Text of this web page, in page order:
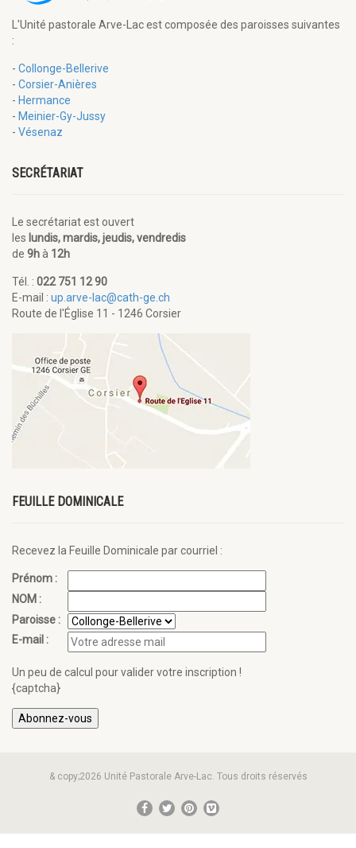
L'Unité pastorale Arve-Lac est composée des paroisses suivantes
:
- Collonge-Bellerive
- Corsier-Anières
- Hermance
- Meinier-Gy-Jussy
- Vésenaz
SECRÉTARIAT
Le secrétariat est ouvert
les lundis, mardis, jeudis, vendredis
de 9hà 12h
Tél. : 022 751 12 90
E-mail : up.arve-lac@cath-ge.ch
Route de l'Église 11 - 1246 Corsier
FEUILLE DOMINICALE
Recevez la Feuille Dominicale par courriel :
Prénom :
NOM :
Paroisse :
E-mail :
Un peu de calcul pour valider votre inscription !
{captcha}
& copy;2026 Unité Pastorale Arve-Lac. Tous droits réservés